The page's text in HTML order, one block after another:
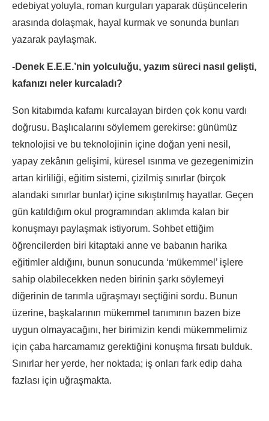
edebiyat yoluyla, roman kurguları yaparak düşüncelerin
arasında dolaşmak, hayal kurmak ve sonunda bunları
yazarak paylaşmak.
-Denek E.E.E.’nin yolculuğu, yazım süreci nasıl gelişti,
kafanızı neler kurcaladı?
Son kitabımda kafamı kurcalayan birden çok konu vardı
doğrusu. Başlıcalarını söylemem gerekirse: günümüz
teknolojisi ve bu teknolojinin içine doğan yeni nesil,
yapay zekânın gelişimi, küresel ısınma ve gezegenimizin
artan kirliliği, eğitim sistemi, çizilmiş sınırlar (birçok
alandaki sınırlar bunlar) içine sıkıştırılmış hayatlar. Geçen
gün katıldığım okul programından aklımda kalan bir
konuşmayı paylaşmak istiyorum. Sohbet ettiğim
öğrencilerden biri kitaptaki anne ve babanın harika
eğitimler aldığını, bunun sonucunda ‘mükemmel’ işlere
sahip olabilecekken neden birinin şarkı söylemeyi
diğerinin de tarımla uğraşmayı seçtiğini sordu. Bunun
üzerine, başkalarının mükemmel tanımının bazen bize
uygun olmayacağını, her birimizin kendi mükemmelimiz
için çaba harcamamız gerektiğini konuşma fırsatı bulduk.
Sınırlar her yerde, her noktada; iş onları fark edip daha
fazlası için uğraşmakta.